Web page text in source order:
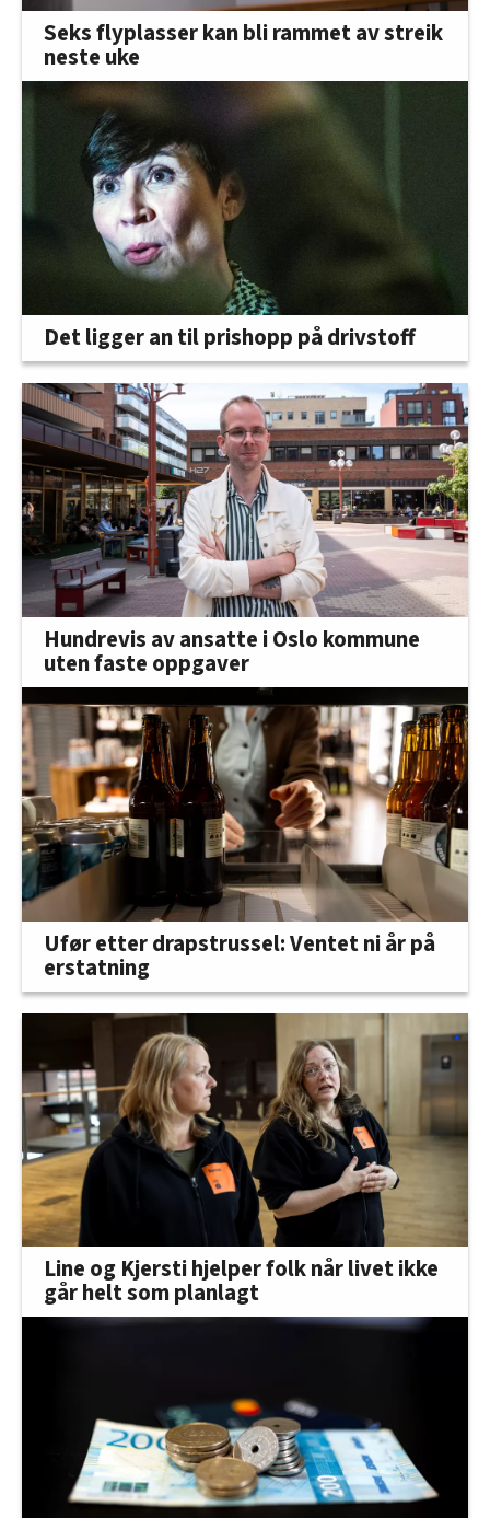
Seks flyplasser kan bli rammet av streik
neste uke
Det ligger an til prishopp på drivstoff
Hundrevis av ansatte i Oslo kommune
uten faste oppgaver
Ufør etter drapstrussel: Ventet ni år på
erstatning
Line og Kjersti hjelper folk når livet ikke
går helt som planlagt